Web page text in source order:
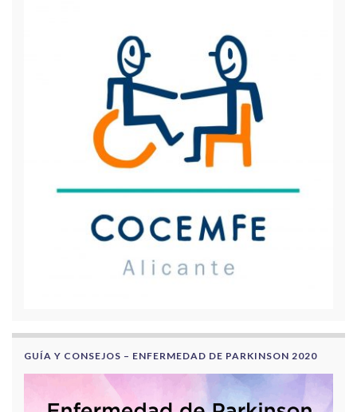
GUÍA Y CONSEJOS – ENFERMEDAD DE PARKINSON 2020